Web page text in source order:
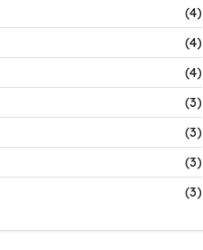
(4)
(4)
(4)
(3)
(3)
(3)
(3)